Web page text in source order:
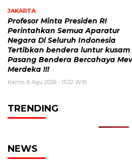
JAKARTA
Profesor Minta Presiden RI
Perintahkan Semua Aparatur
Negara Di Seluruh Indonesia
Tertibkan bendera luntur kusam
Pasang Bendera Bercahaya
Merdeka !!!
Kamis, 6 Agu 2026 - 15:22 WIB
TRENDING
NEWS